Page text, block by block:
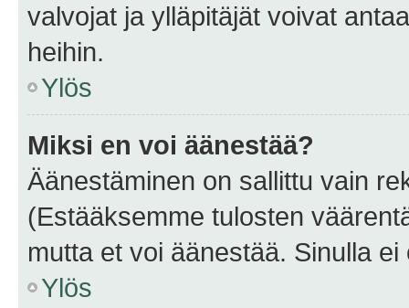
valvojat ja ylläpitäjät voivat
heihin.
Ylös
Miksi en voi äänestää?
Äänestäminen on sallittu vain
(Estääksemme tulosten
mutta et voi äänestää. Sinulla
Ylös